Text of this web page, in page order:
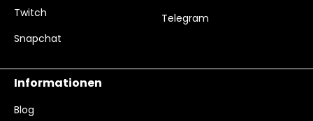
Twitch
Snapchat
Telegram
Informationen
Blog